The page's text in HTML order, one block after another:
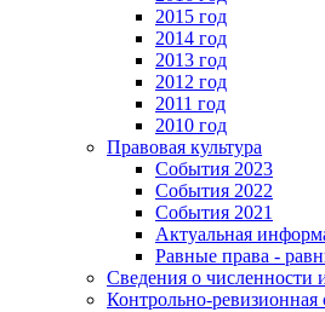
2015 год
2014 год
2013 год
2012 год
2011 год
2010 год
Правовая культура
События 2023
События 2022
События 2021
Актуальная
Равные права -
Сведения о численности
Контрольно-ревизионная